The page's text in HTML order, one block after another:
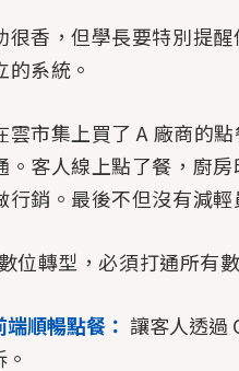
很香，但學長要特別提
的系統。
雲市集上買了 A 廠商的
。客人線上點了餐，廚
行銷。最後不但沒有減
位轉型，必須打通所有
端順暢點餐： 讓客人透過